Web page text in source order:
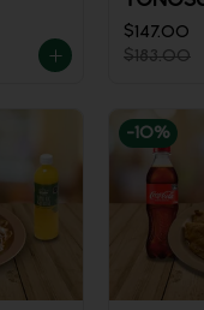
$147.00
$183.00
-10%